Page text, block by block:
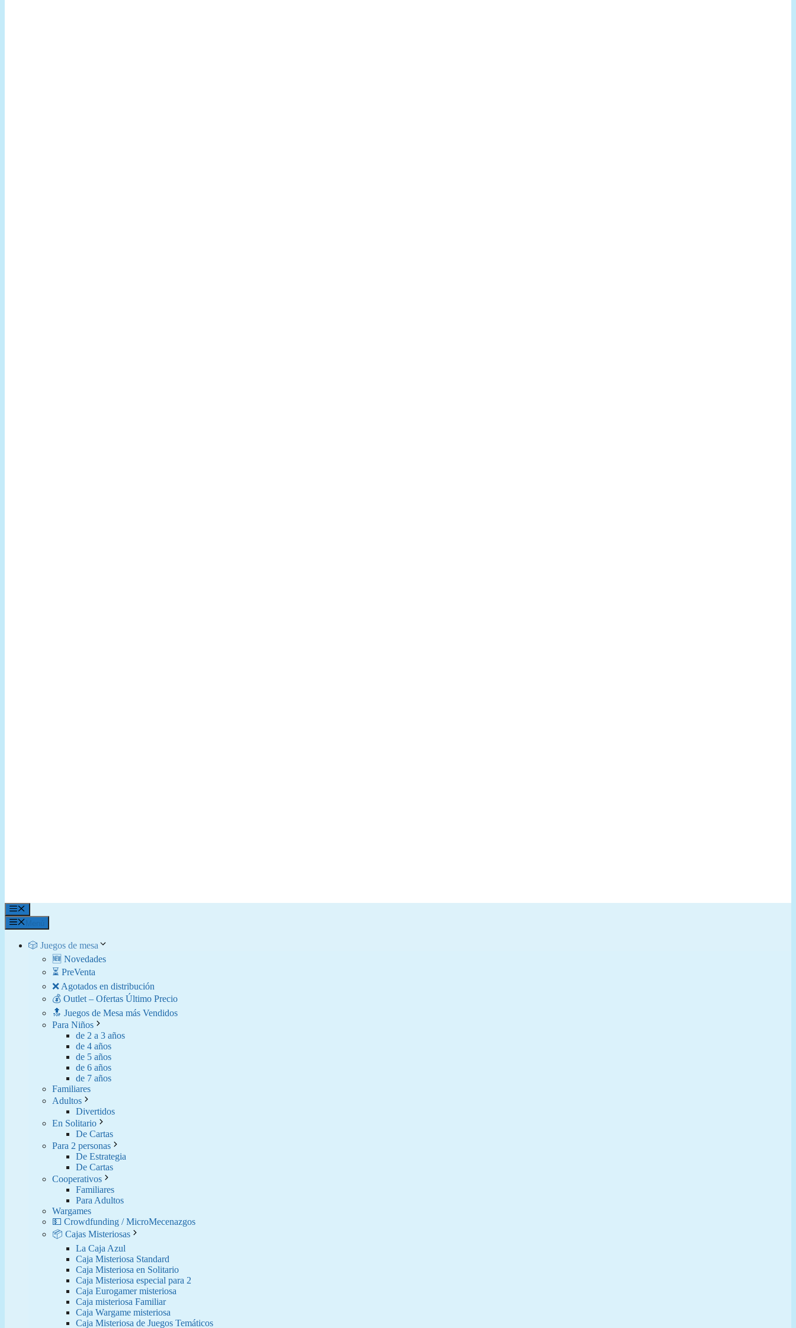
Menú
🎲 Juegos de mesa
🆕 Novedades
⏳ PreVenta
❌ Agotados en distribución
💰 Outlet – Ofertas Último Precio
🔝 Juegos de Mesa más Vendidos
Para Niños
de 2 a 3 años
de 4 años
de 5 años
de 6 años
de 7 años
Familiares
Adultos
Divertidos
En Solitario
De Cartas
Para 2 personas
De Estrategia
De Cartas
Cooperativos
Familiares
Para Adultos
Wargames
💵 Crowdfunding / MicroMecenazgos
📦 Cajas Misteriosas
La Caja Azul
Caja Misteriosa Standard
Caja Misteriosa en Solitario
Caja Misteriosa especial para 2
Caja Eurogamer misteriosa
Caja misteriosa Familiar
Caja Wargame misteriosa
Caja Misteriosa de Juegos Temáticos